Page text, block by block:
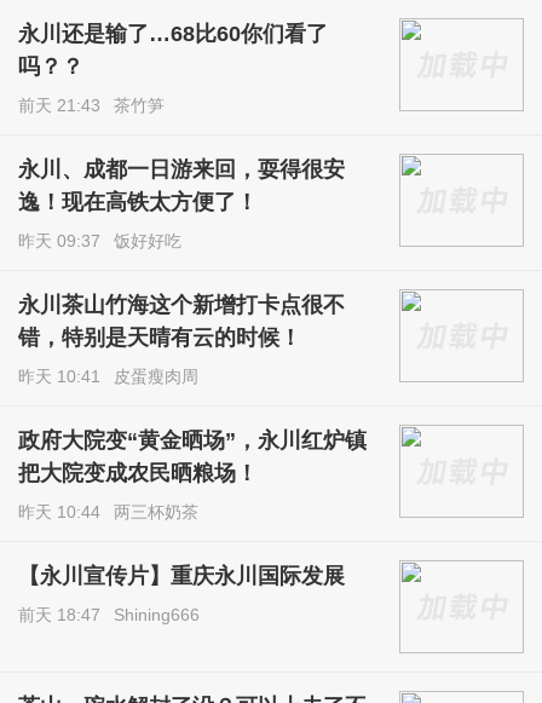
永川还是输了…68比60你们看了
吗？？
前天 21:43 茶竹笋
永川、成都一日游来回，耍得很安
逸！现在高铁太方便了！
昨天 09:37 饭好好吃
永川茶山竹海这个新增打卡点很不
错，特别是天晴有云的时候！
昨天 10:41 皮蛋瘦肉周
政府大院变“黄金晒场”，永川红炉镇
把大院变成农民晒粮场！
昨天 10:44 两三杯奶茶
【永川宣传片】重庆永川国际发展
前天 18:47 Shining666